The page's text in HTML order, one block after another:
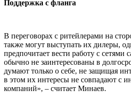
Поддержка с фланга
В переговорах с ритейлерами на
также могут выступать их дилеры,
предпочитает вести работу с сетями
обычно не заинтересованы в
думают только о себе, не защищая
в этом их интересы не совпадают с
компаний», – считает Минаев.